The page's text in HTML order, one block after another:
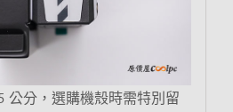
公分，選購機殼時需特別留